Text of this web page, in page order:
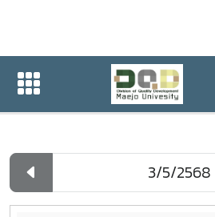
ปฏิทินกิจกรรมของ
ปฏิทินกิจกรรมของหน่วยงาน